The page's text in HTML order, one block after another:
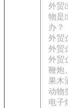
外贸
物是
办？
外贸
外贸
外贸
鞭炮
果木
动物
电子